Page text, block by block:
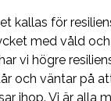
för
med våld
vi högre
och väntar på
ihop. Vi är alla